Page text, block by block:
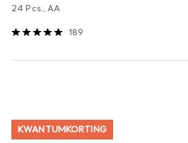
24 Pcs., AA
189
KWANTUMKORTING